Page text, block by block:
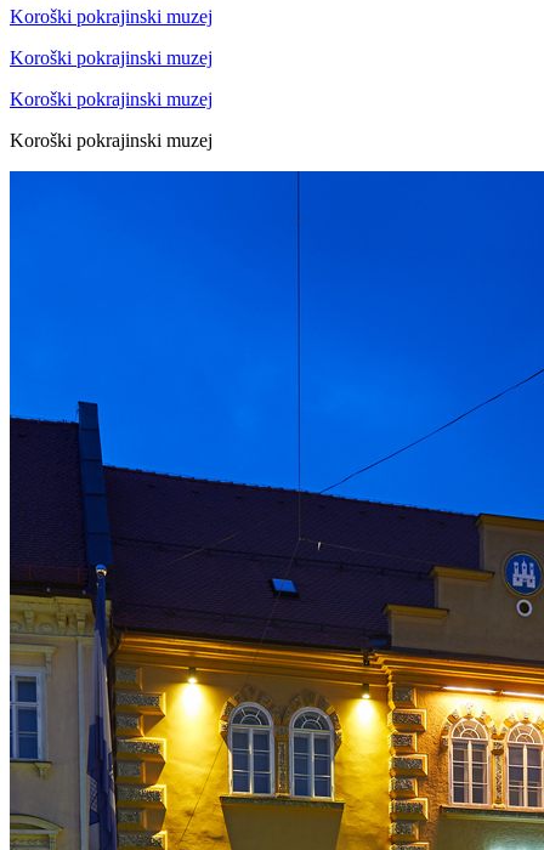
Koroški pokrajinski muzej
Koroški pokrajinski muzej
Koroški pokrajinski muzej
Koroški pokrajinski muzej